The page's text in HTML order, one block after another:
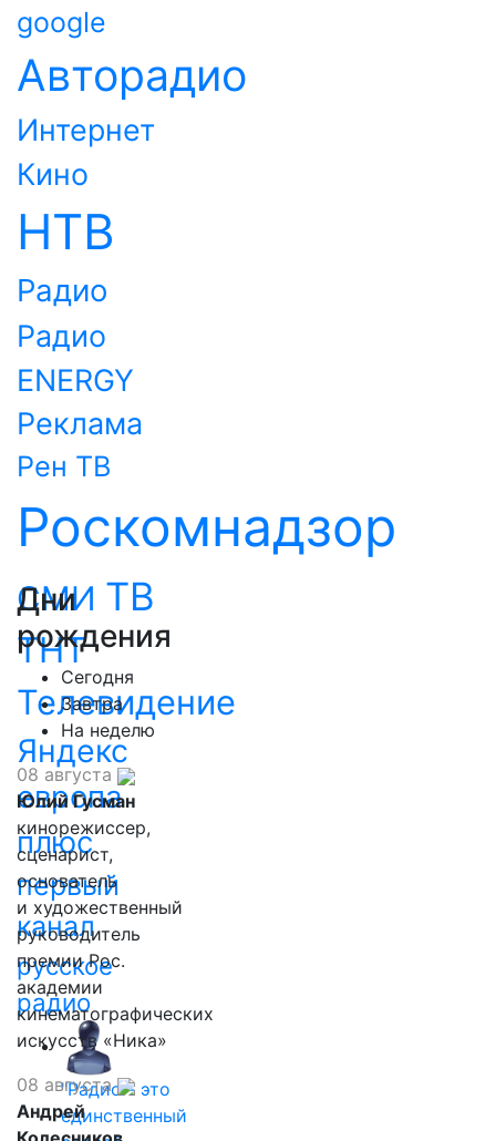
google
Авторадио
Интернет
Кино
НТВ
Радио
Радио
ENERGY
Реклама
Рен ТВ
Роскомнадзор
СМИ ТВ
ТНТ
Телевидение
Яндекс
европа
плюс
первый
канал
русское
радио
"Радио - это
единственный
Дни
рождения
Сегодня
Завтра
На неделю
08 августа
Юлий Гусман
кинорежиссер,
сценарист,
основатель
и художественный
руководитель
премии Рос.
академии
кинематографических
искусств «Ника»
08 августа
Андрей